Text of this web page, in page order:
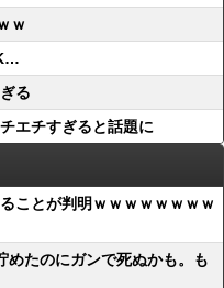
ｗ
る
エチすぎると話題に
ことが判明ｗｗｗｗｗｗｗｗ
めたのにガンで死ぬかも。も